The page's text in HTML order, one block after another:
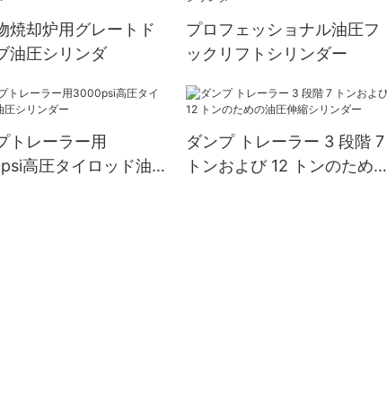
焼却炉用グレートド
油圧シリンダ
プロフェッショナル油圧フ
ックリフトシリンダー
トレーラー用
高圧タイロッド油
ダンプ トレーラー 3 段階 7
トンおよび 12 トンのための